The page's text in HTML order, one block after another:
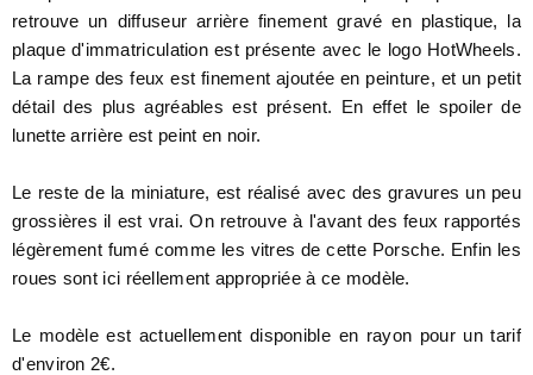
retrouve un diffuseur arrière finement gravé en plastique, la
plaque d'immatriculation est présente avec le logo HotWheels.
La rampe des feux est finement ajoutée en peinture, et un petit
détail des plus agréables est présent. En effet le spoiler de
lunette arrière est peint en noir.
Le reste de la miniature, est réalisé avec des gravures un peu
grossières il est vrai. On retrouve à l'avant des feux rapportés
légèrement fumé comme les vitres de cette Porsche. Enfin les
roues sont ici réellement appropriée à ce modèle.
Le modèle est actuellement disponible en rayon pour un tarif
d'environ 2€.